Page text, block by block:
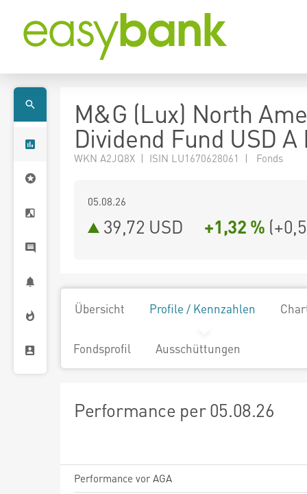
M&G (Lux) North
Dividend Fund USD A
WKN A2JQ8X | ISIN LU1670628061 | Fonds
05.08.26
39,72 USD +1,32 % (
Übersicht Profile / Kennzahlen
Fondsprofil Ausschüttungen
Performance per 05.08.26
Performance vor AGA